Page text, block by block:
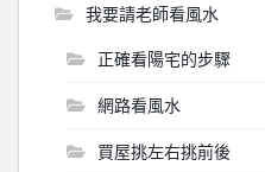
我要請老師看風水
正確看陽宅的步驟
網路看風水
買屋挑左右挑前後